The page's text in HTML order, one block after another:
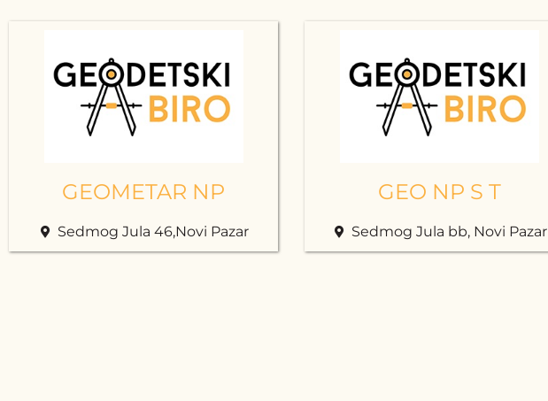
GEOMETAR NP
Sedmog Jula 46,Novi Pazar
GEO NP S T
Sedmog Jula bb, Novi Pazar